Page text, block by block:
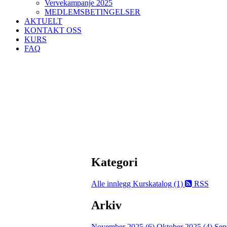
Vervekampanje 2025
MEDLEMSBETINGELSER
AKTUELT
KONTAKT OSS
KURS
FAQ
Kategori
Alle innlegg Kurskatalog (1) RSS
Arkiv